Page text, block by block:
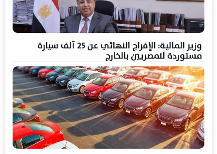
وزير المالية: الإفراج النهائي عن 25 ألف سيارة
مستوردة للمصريين بالخارج